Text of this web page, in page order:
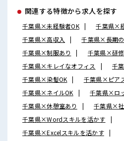
関連する特徴から求人を探す
千葉県×未経験者OK
千葉県×
千葉県×高収入
千葉県×長期
千葉県×制服あり
千葉県×研
千葉県×キレイなオフィス
千
千葉県×染髪OK
千葉県×ピア
千葉県×ネイルOK
千葉県×ロ
千葉県×休憩室あり
千葉県×
千葉県×Wordスキルを活かす
千葉県×Excelスキルを活かす